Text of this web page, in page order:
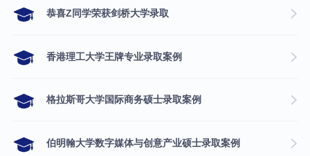
​恭喜Z同学荣获剑桥大学录取
香港理工大学王牌专业录取案例
格拉斯哥大学国际商务硕士录取案例
伯明翰大学数字媒体与创意产业硕士录取案例